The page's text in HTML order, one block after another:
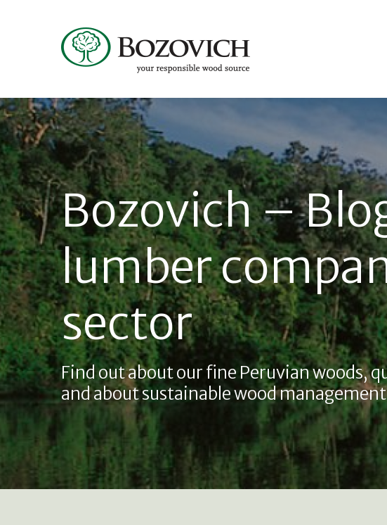
Bozovich –
lumber
sector
Find out about our fine Peruvian woods,
and about sustainable wood